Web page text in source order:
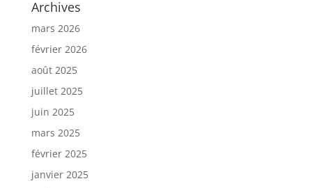
Archives
mars 2026
février 2026
août 2025
juillet 2025
juin 2025
mars 2025
février 2025
janvier 2025